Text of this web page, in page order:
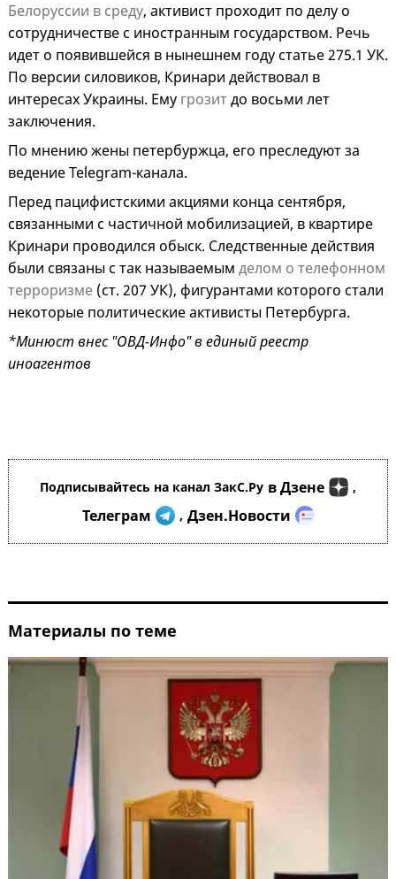
Белоруссии в среду, активист проходит по делу о
сотрудничестве с иностранным государством. Речь
идет о появившейся в нынешнем году статье 275.1 УК.
По версии силовиков, Кринари действовал в
интересах Украины. Ему грозитдо восьми лет
заключения.
По мнению жены петербуржца, его преследуют за
ведение Telegram-канала.
Перед пацифистскими акциями конца сентября,
связанными с частичной мобилизацией, в квартире
Кринари проводился обыск. Следственные действия
были связаны с так называемым делом о телефонном
терроризме (ст. 207 УК), фигурантами которого стали
некоторые политические активисты Петербурга.
*Минюст внес "ОВД-Инфо" в единый реестр
иноагентов
Подписывайтесь на канал ЗакС.Ру в Дзене ,
Телеграм , Дзен.Новости
Материалы по теме